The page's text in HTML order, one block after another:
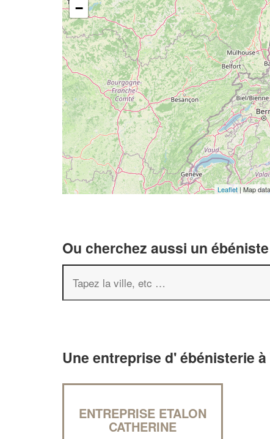
−
Leaflet | Map
Ou cherchez aussi un
Une entreprise d' ébénisterie
ENTREPRISE ETALON
CATHERINE